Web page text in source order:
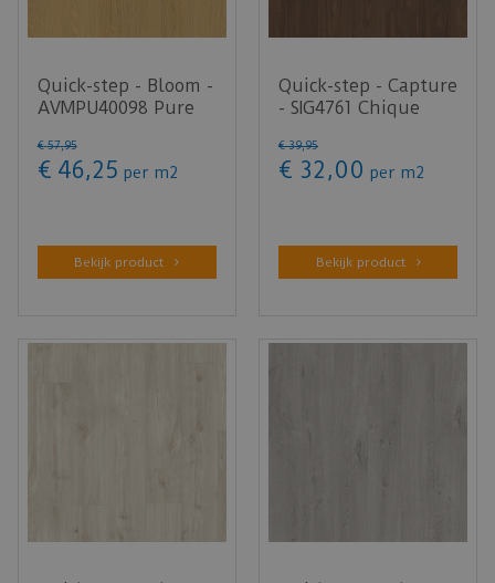
Quick-step - Bloom -
AVMPU40098 Pure
PVC)
€ 57,95
€ 46,25 per m2
Bekijk product
Quick-step - Capture
- SIG4761 Chique
€ 39,95
€ 32 ,00 per m2
Bekijk product